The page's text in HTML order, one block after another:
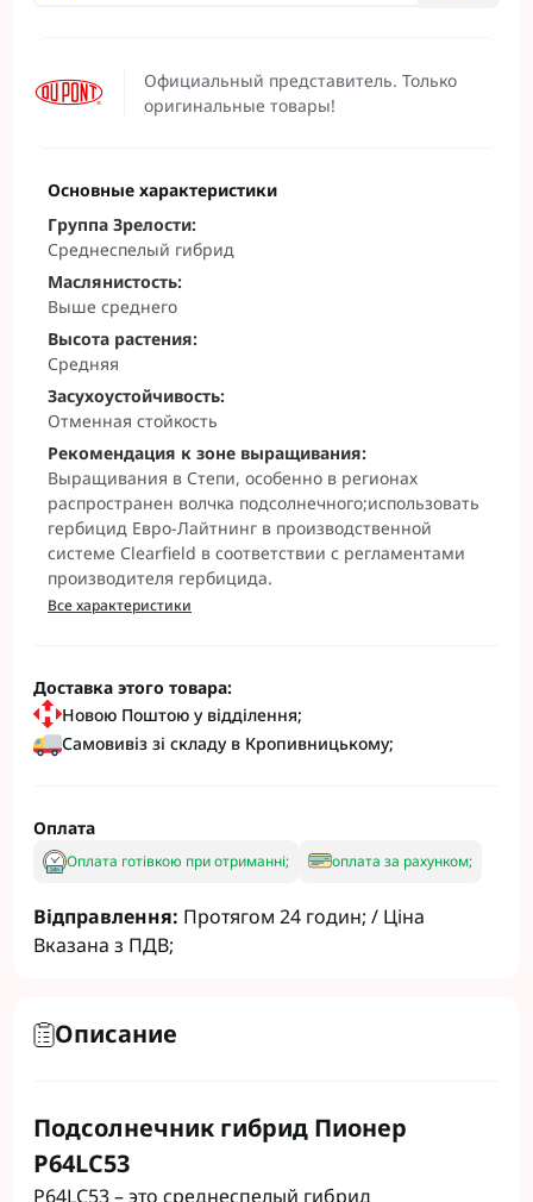
Официальный представитель. Только
оригинальные товары!
Основные характеристики
Группа Зрелости:
Среднеспелый гибрид
Маслянистость:
Выше среднего
Высота растения:
Средняя
Засухоустойчивость:
Отменная стойкость
Рекомендация к зоне выращивания:
Выращивания в Степи, особенно в регионах
распространен волчка подсолнечного;использовать
гербицид Евро-Лайтнинг в производственной
системе Clearfield в соответствии с регламентами
производителя гербицида.
Все характеристики
Доставка этого товара:
Новою Поштою у відділення;
Самовивіз зі складу в Кропивницькому;
Оплата
Оплата готівкою при отриманні; оплата за рахунком;
Відправлення: Протягом 24 годин; / Ціна
Вказана з ПДВ;
Описание
Подсолнечник гибрид Пионер
P64LC53
P64LC53 – это среднеспелый гибрид